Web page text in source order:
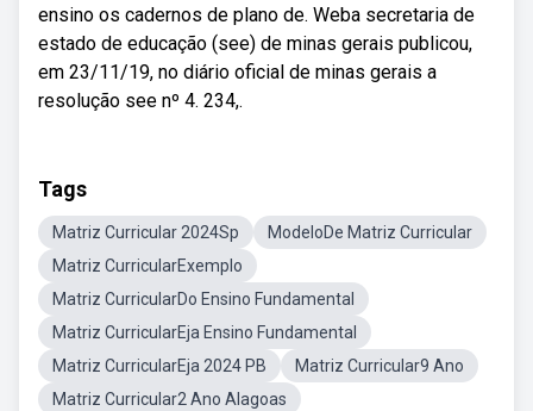
ensino os cadernos de plano de. Weba secretaria de
estado de educação (see) de minas gerais publicou,
em 23/11/19, no diário oficial de minas gerais a
resolução see nº 4. 234,.
Tags
Matriz Curricular 2024Sp
ModeloDe Matriz Curricular
Matriz CurricularExemplo
Matriz CurricularDo Ensino Fundamental
Matriz CurricularEja Ensino Fundamental
Matriz CurricularEja 2024 PB
Matriz Curricular9 Ano
Matriz Curricular2 Ano Alagoas